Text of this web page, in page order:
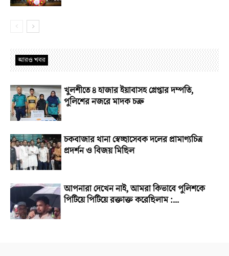
আরও খবর
খুলশীতে ৪ হাজার ইয়াবাসহ গ্রেপ্তার দম্পতি,
পুলিশের নজরে মাদক চক্র
চকবাজার থানা স্বেচ্ছাসেবক দলের প্রামাণ্যচিত্র
প্রদর্শন ও বিজয় মিছিল
আপনারা দেখেন নাই, আমরা কিভাবে পুলিশকে
পিটিয়ে পিটিয়ে রক্তাক্ত করেছিলাম :...